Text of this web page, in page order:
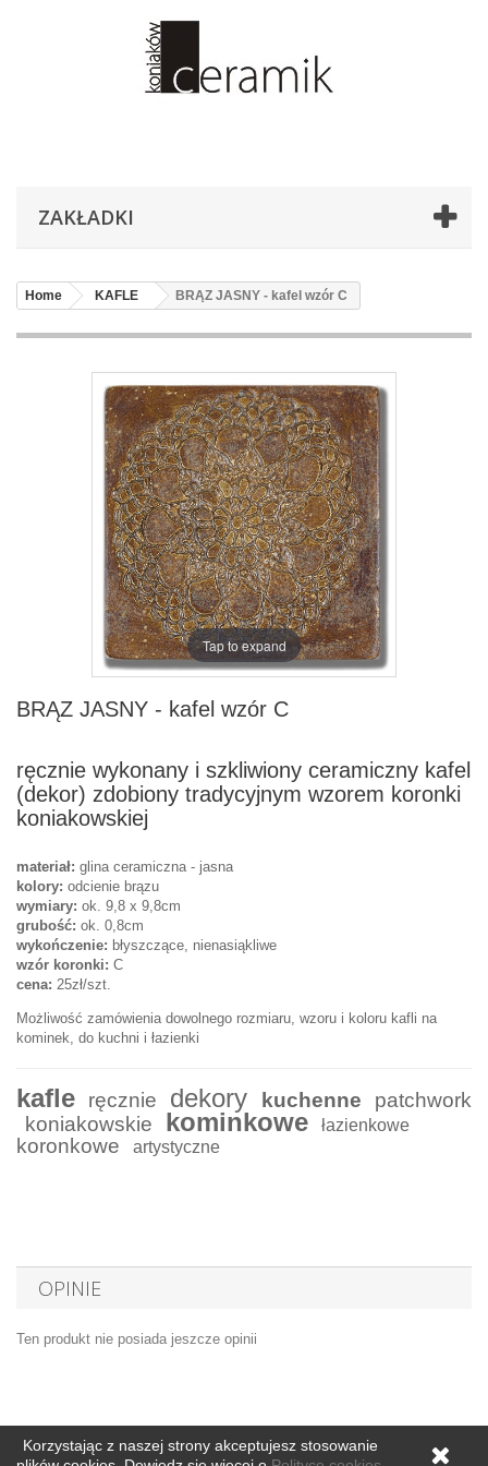
ZAKŁADKI
Home KAFLE BRĄZ JASNY - kafel wzór C
Tap to expand
BRĄZ JASNY - kafel wzór C
ręcznie wykonany i szkliwiony ceramiczny kafel
(dekor) zdobiony tradycyjnym wzorem koronki
koniakowskiej
materiał: glina ceramiczna - jasna
kolory: odcienie brązu
wymiary: ok. 9,8 x 9,8cm
grubość: ok. 0,8cm
wykończenie: błyszczące, nienasiąkliwe
wzór koronki: C
cena: 25zł/szt.
Możliwość zamówienia dowolnego rozmiaru, wzoru i koloru kafli na
kominek, do kuchni i łazienki
kafle ręcznie dekory kuchenne
patchwork
koniakowskie
kominkowe łazienkowe
koronkowe artystyczne
OPINIE
Ten produkt nie posiada jeszcze opinii
© 2025 odreczne.pl
Korzystając z naszej strony akceptujesz stosowanie